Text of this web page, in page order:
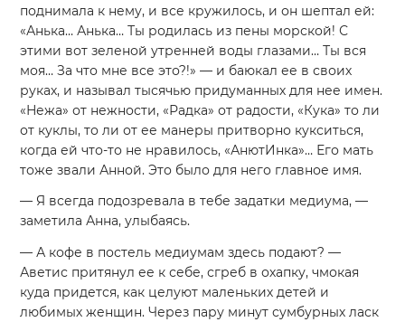
поднимала к нему, и все кружилось, и он шептал ей:
«Анька… Анька… Ты родилась из пены морской! С
этими вот зеленой утренней воды глазами… Ты вся
моя… За что мне все это?!» — и баюкал ее в своих
руках, и называл тысячью придуманных для нее имен.
«Нежа» от нежности, «Радка» от радости, «Кука» то ли
от куклы, то ли от ее манеры притворно кукситься,
когда ей что-то не нравилось, «АнютИнка»… Его мать
тоже звали Анной. Это было для него главное имя.
— Я всегда подозревала в тебе задатки медиума, —
заметила Анна, улыбаясь.
— А кофе в постель медиумам здесь подают? —
Аветис притянул ее к себе, сгреб в охапку, чмокая
куда придется, как целуют маленьких детей и
любимых женщин. Через пару минут сумбурных ласк